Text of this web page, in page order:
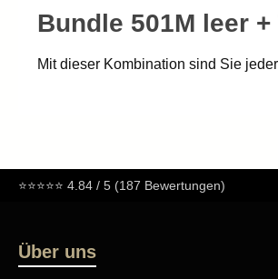
Bundle 501M leer +
Mit dieser Kombination sind Sie
⭐⭐⭐⭐⭐ 4.84 / 5 (187 Bewertungen)
Über uns